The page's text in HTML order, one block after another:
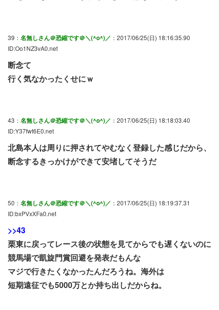
39： 名無しさん＠恐縮です＠＼(^o^)／ ：2017/06/25(日) 18:16:35.90
ID:Oo1NZ3vA0.net
断念て
行く気なかったくせにｗ
43： 名無しさん＠恐縮です＠＼(^o^)／ ：2017/06/25(日) 18:18:03.40
ID:Y37fwt6E0.net
北島本人は周りに押されてやむなく登録した感じだから、
断念するきっかけができて安堵してそうだ
50： 名無しさん＠恐縮です＠＼(^o^)／ ：2017/06/25(日) 18:19:37.31
ID:bxPVxXFa0.net
>>43
栗東に戻ってレース後の状態を見てからでも遅くないのに
競馬場で凱旋門賞回避を発表だもんな
マジで行きたくなかったんだろうね。海外は
短期遠征でも5000万とか持ち出しだからね。